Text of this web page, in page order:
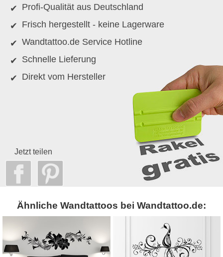
Profi-Qualität aus Deutschland
Frisch hergestellt - keine Lagerware
Wandtattoo.de Service Hotline
Schnelle Lieferung
Direkt vom Hersteller
Jetzt teilen
Ähnliche Wandtattoos bei Wandtattoo.de: